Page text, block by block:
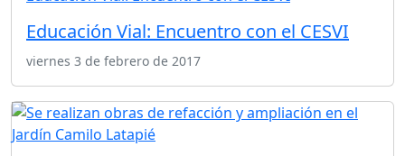
Educación Vial: Encuentro con el CESVI
viernes 3 de febrero de 2017